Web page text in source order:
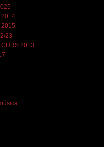
2014
2015
23
CURS 2013